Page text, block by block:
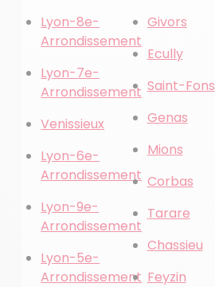
Lyon-8e-
Arrondissement
Lyon-7e-
Arrondissement
Venissieux
Lyon-6e-
Arrondissement
Lyon-9e-
Arrondissement
Lyon-5e-
Arrondissement
Givors
Ecully
Saint-Fons
Genas
Mions
Corbas
Tarare
Chassieu
Feyzin